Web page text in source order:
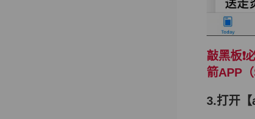
敲黑板
箭APP
3.打开